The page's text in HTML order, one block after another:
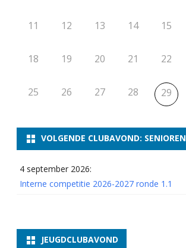
6
11 12 13 14 15
18 19 20 21 22
25 26 27 28 29
VOLGENDE CLUBAVOND: SENIOREN
4 september 2026:
Interne competitie 2026-2027 ronde 1.1
JEUGDCLUBAVOND